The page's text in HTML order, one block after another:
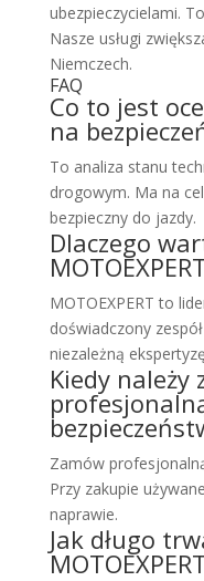
ubezpieczycielami.
Nasze usługi
Niemczech.
FAQ
Co to jest
na
To analiza stanu
drogowym. Ma na
bezpieczny do jazdy.
Dlaczego
MOTOEXPERT to
doświadczony
niezależną
Kiedy należy
Zamów
Przy zakupie
naprawie.
Jak długo